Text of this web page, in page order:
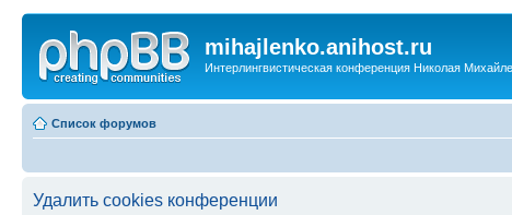
mihajlenko.anihost.ru
Интерлингвистическая конференция Николая
Список форумов
Удалить cookies конференции